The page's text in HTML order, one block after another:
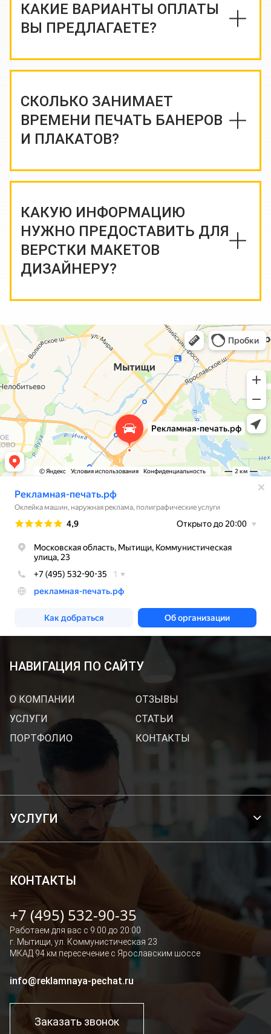
КАКИЕ ВАРИАНТЫ ОПЛАТЫ
ВЫ ПРЕДЛАГАЕТЕ?
СКОЛЬКО ЗАНИМАЕТ
ВРЕМЕНИ ПЕЧАТЬ БАНЕРОВ
И ПЛАКАТОВ?
КАКУЮ ИНФОРМАЦИЮ
НУЖНО ПРЕДОСТАВИТЬ ДЛЯ
ВЕРСТКИ МАКЕТОВ
ДИЗАЙНЕРУ?
НАВИГАЦИЯ ПО САЙТУ
О КОМПАНИИ
УСЛУГИ
ПОРТФОЛИО
ОТЗЫВЫ
СТАТЬИ
КОНТАКТЫ
УСЛУГИ
БРЕНДИРОВАНИЕ ТРАНСПОРТА
ОФОРМЛЕНИЕ ВИТРИН И ОФИСОВ
ШИРОКОФОРМАТНАЯ ПЕЧАТЬ
РЕКЛАМНОЕ ОФОРМЛЕНИЕ ПОМЕЩЕНИЙ И ЗДАНИЙ
СВЕТОВЫЕ ПАНЕЛИ, КОРОБА, ЛАЙТБОКСЫ
НАРУЖНАЯ РЕКЛАМА
БРЕНДИРОВАНИЕ ОДЕЖДЫ
КОНТАКТЫ
+7 (495) 532-90-35
Работаем для вас с 9:00 до 20:00
г. Мытищи, ул. Коммунистическая 23
МКАД 94 км пересечение с Ярославским шоссе
info@reklamnaya-pechat.ru
Заказать звонок